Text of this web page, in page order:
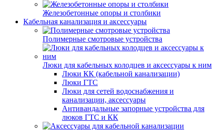
Железобетонные опоры и столбики
Кабельная канализация и аксессуары
Полимерные смотровые устройства
Люки для кабельных колодцев и аксессуары к ним
Люки КК (кабельной канализации)
Люки ГТС
Люки для сетей водоснабжения и
канализации, аксессуары
Антивандальные запорные устройства для
люков ГТС и КК